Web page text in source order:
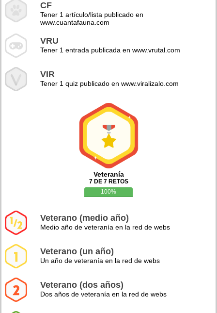
CF
Tener 1 artículo/lista publicado en
www.cuantafauna.com
VRU
Tener 1 entrada publicada en www.vrutal.com
VIR
Tener 1 quiz publicado en www.viralizalo.com
Veteranía
7 DE 7 RETOS
100%
Veterano (medio año)
Medio año de veteranía en la red de webs
Veterano (un año)
Un año de veteranía en la red de webs
Veterano (dos años)
Dos años de veteranía en la red de webs